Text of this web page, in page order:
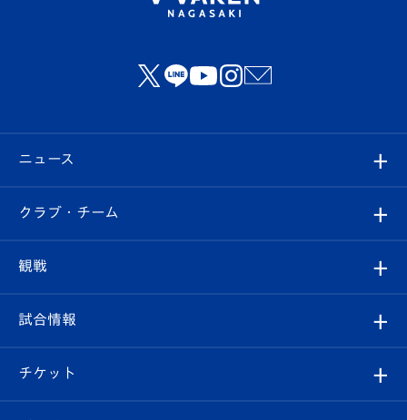
ニュース
すべて
クラブ
試合情報
クラブ・チーム
クラブ概要
エンブレム紹介
観戦
観戦ルール
はじめての観戦ガイド
試合情報
試合日程/結果
チケット